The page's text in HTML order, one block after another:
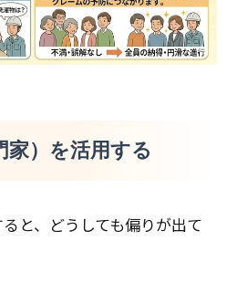
）を活用する
と、どうしても偏りが出て